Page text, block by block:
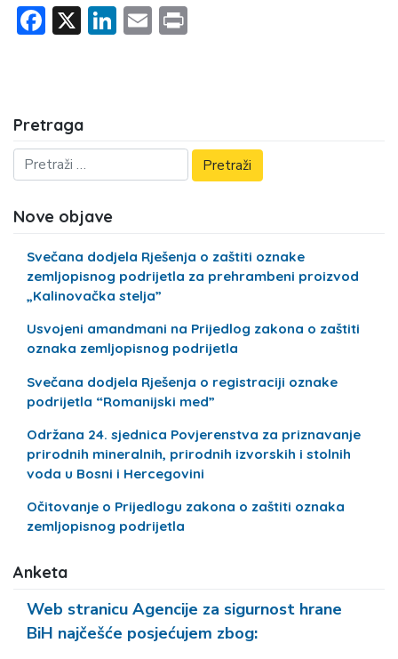
Facebook
X LinkedIn
Email
Pretraga
Nove objave
Svečana dodjela Rješenja o zaštiti oznake
zemljopisnog podrijetla za prehrambeni proizvod
„Kalinovačka stelja”
Usvojeni amandmani na Prijedlog zakona o zaštiti
oznaka zemljopisnog podrijetla
Svečana dodjela Rješenja o registraciji oznake
podrijetla “Romanijski med”
Održana 24. sjednica Povjerenstva za priznavanje
prirodnih mineralnih, prirodnih izvorskih i stolnih
voda u Bosni i Hercegovini
Očitovanje o Prijedlogu zakona o zaštiti oznaka
zemljopisnog podrijetla
Anketa
Web stranicu Agencije za sigurnost hrane
BiH najčešće posjećujem zbog: